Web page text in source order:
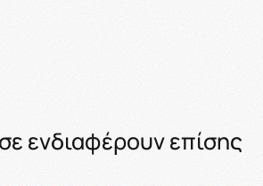
ενδιαφέρουν επίσης